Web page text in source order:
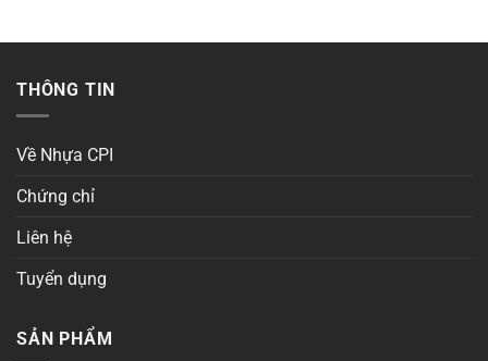
THÔNG TIN
Về Nhựa CPI
Chứng chỉ
Liên hệ
Tuyển dụng
SẢN PHẨM